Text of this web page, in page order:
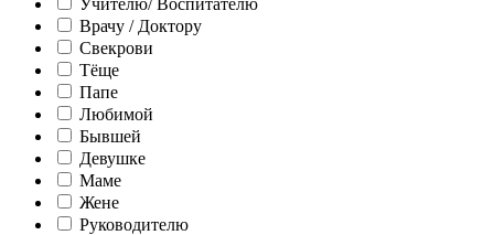
Врачу / Доктору
Свекрови
Тёще
Папе
Любимой
Бывшей
Девушке
Маме
Жене
Руководителю